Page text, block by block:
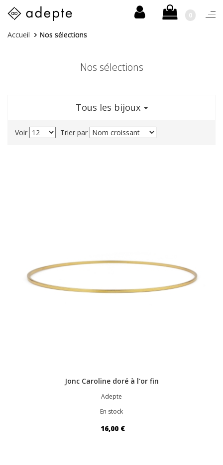
Skip
0
Vous
Accueil Nos sélections
Nos sélections
Tous les bijoux
Voir Trier par
Jonc Caroline doré à l'or fin
Adepte
En stock
16,00 €